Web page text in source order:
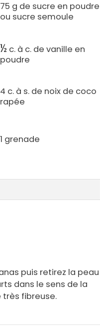
75 g de sucre en poudre
ou sucre semoule
½ c. à c. de vanille en
poudre
4 c. à s. de noix de coco
rapée
1 grenade
puis retirez la peau
dans le sens de la
fibreuse.